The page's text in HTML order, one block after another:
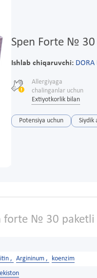
Spen Forte № 30
Ishlab chiqaruvchi: DORA
Allergiyaga
chalinganlar uchun
Extiyotkorlik bilan
Potensiya uchun Siydik
forte № 30 paketli
, Argininum ,
koenzim